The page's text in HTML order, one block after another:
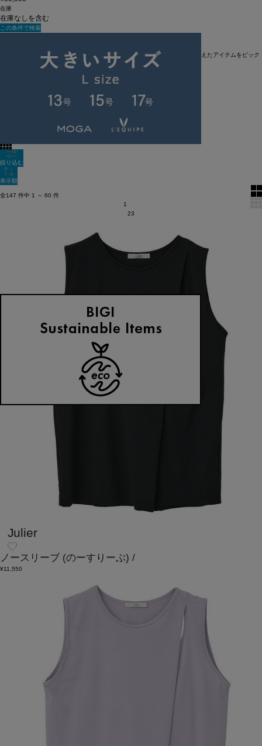
在庫
在庫なしを含む
この条件で検索
これからの季節、夏も本番！夏の紫外線から肌を守ろう！UVカット機能を備えたアイテムをピック
絞り込む
表示順
全147 件中 1 ～ 60 件
1
23
Julier
ノースリーブ (のーすりーぶ) /
¥11,550